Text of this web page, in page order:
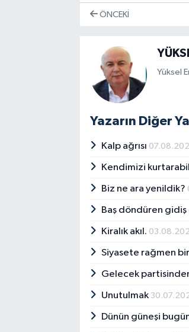
ÖNCEKI
Yüksel
Yazarın Diğer
Kalp ağrısı
Kendimizi
Biz ne ara yenildik?
Baş döndüren
Kiralık akıl.
Siyasete rağmen
Gelecek
Unutulmak
Dünün güneşi